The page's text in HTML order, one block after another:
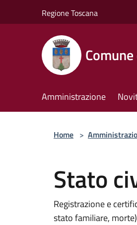
Regione Toscana
Amministrazione
Home >
Stato
Registrazione e
stato familiare,